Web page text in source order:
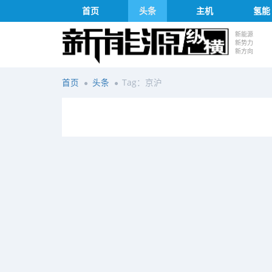
首页 头条 主机 氢能
新能源
新势力
新方向
首页 头条 Tag：京沪